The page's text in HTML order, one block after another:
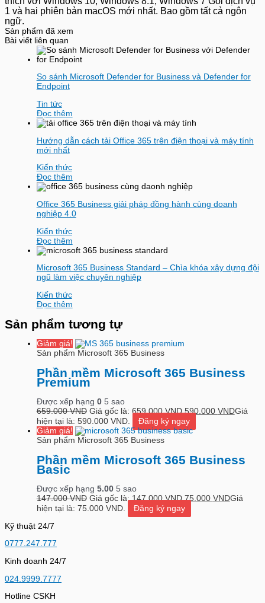
1 và hai phiên bản macOS mới nhất. Bao gồm tất cả ngôn
ngữ.
Sản phẩm đã xem
Bài viết liên quan
So sánh Microsoft Defender for Business và Defender for
Endpoint
Tin tức
Đọc thêm
Hướng dẫn cách tải Office 365 trên điện thoại và máy tính
mới nhất
Kiến thức
Đọc thêm
Office 365 Business giải pháp đồng hành cùng doanh
nghiệp 4.0
Kiến thức
Đọc thêm
Microsoft 365 Business Standard – Chìa khóa xây dựng đội
ngũ làm việc chuyên nghiệp
Kiến thức
Đọc thêm
Sản phẩm tương tự
Giảm giá!
Sản phẩm Microsoft 365 Business
Phần mềm Microsoft 365 Business
Premium
Được xếp hạng 05 sao
659.000VND Giá gốc là: 659.000 VND.590.000 VNDGiá
hiện tại là: 590.000 VND.
Đăng ký ngay
Giảm giá!
Sản phẩm Microsoft 365 Business
Phần mềm Microsoft 365 Business
Basic
Được xếp hạng 5.005 sao
147.000VND Giá gốc là: 147.000 VND.75.000 VNDGiá
hiện tại là: 75.000 VND.
Đăng ký ngay
Kỹ thuật 24/7
0777.247.777
Kinh doanh 24/7
024.9999.7777
Hotline CSKH